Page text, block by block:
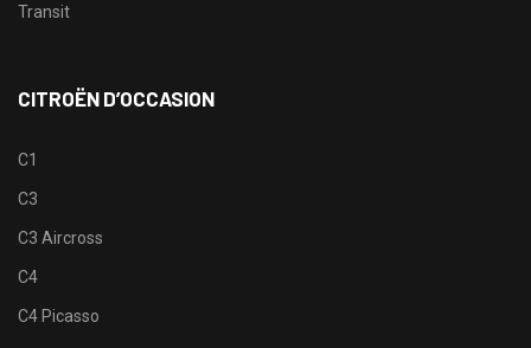
Transit
CITROËN D’OCCASION
C1
C3
C3 Aircross
C4
C4 Picasso